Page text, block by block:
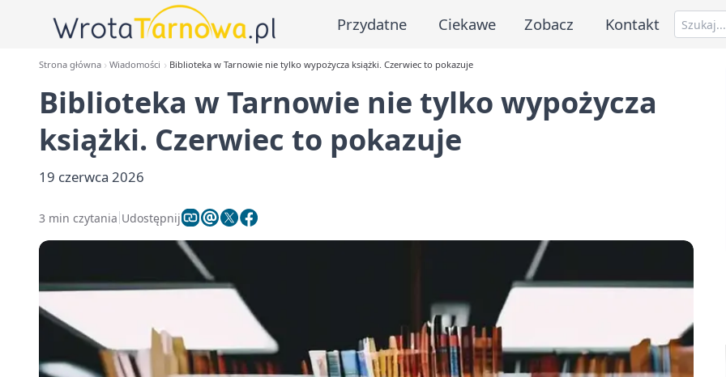
Przydatne Ciekawe Zobacz Kontakt
Strona główna Wiadomości Biblioteka w Tarnowie nie tylko wypożycza książki. Czerwiec to pokazuje
Biblioteka w Tarnowie nie tylko wypożycza
książki. Czerwiec to pokazuje
19 czerwca 2026
3 min czytania Udostępnij